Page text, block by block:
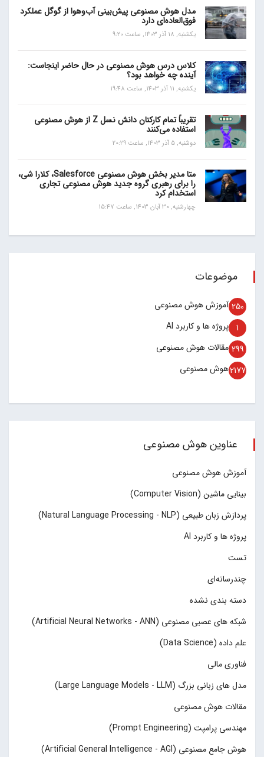
مدل هوش مصنوعی پیش‌بینی آب‌و‌هوا از گوگل عملکرد
فوق‌العاده‌ای دارد
یکشنبه, 18 آذر 1403, ساعت 9:20
کلاس درس هوش مصنوعی در حال حاضر اینجاست:
آینده چه خواهد بود؟
یکشنبه, 11 آذر 1403, ساعت 19:48
تقریباً تمام کارکنان دانش نسل Z از هوش مصنوعی
استفاده می‌کنند
دوشنبه, 5 آذر 1403, ساعت 20:29
متا مدیر بخش هوش مصنوعی Salesforce، کلارا شی،
را برای رهبری گروه جدید هوش مصنوعی تجاری
استخدام کرد
چهارشنبه, 30 آبان 1403, ساعت 15:47
موضوعات
آموزش هوش مصنوعی 250
پروژه ها و کاربرد AI 1
مقالات هوش مصنوعی 299
هوش مصنوعی2177
عناوین هوش مصنوعی
آموزش هوش مصنوعی
بینایی ماشین (Computer Vision)
پردازش زبان طبیعی (Natural Language Processing - NLP)
پروژه ها و کاربرد AI
تست
چند‌‌رسانه‌ای
دسته بندی نشده
شبکه های عصبی مصنوعی (Artificial Neural Networks - ANN)
علم داده (Data Science)
فناوری مالی
مدل های زبانی بزرگ (Large Language Models - LLM)
مقالات هوش مصنوعی
مهندسی پرامپت (Prompt Engineering)
هوش جامع مصنوعی (Artificial General Intelligence - AGI)